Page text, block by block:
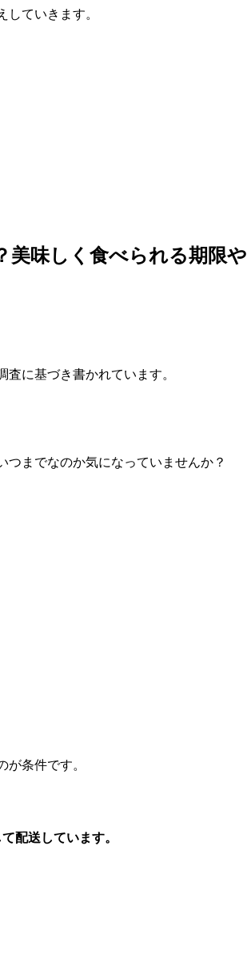
ていきます。
美味しく食べられる期限や
に基づき書かれています。
までなのか気になっていませんか？
条件です。
配送しています。